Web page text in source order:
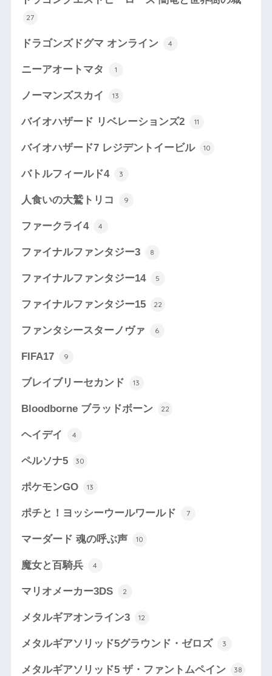
27
ドラゴンズドグマ オンライン 4
ニーアオートマタ 1
ノーマンズスカイ 13
バイオハザード リベレーションズ2 11
バイオハザード7 レジデントイービル 10
バトルフィールド4 3
人食いの大鷲トリコ 9
ファークライ4 4
ファイナルファンタジー3 8
ファイナルファンタジー14 5
ファイナルファンタジー15 22
ファンタシースターノヴァ 6
FIFA17 9
ブレイブリーセカンド 13
Bloodborne ブラッドボーン 22
ヘイデイ 4
ペルソナ5 30
ポケモンGO 13
ポチと！ヨッシーウールワールド 7
マーダード 魂の呼ぶ声 10
魔女と百騎兵 4
マリオメーカー3DS 2
メタルギアオンライン3 12
メタルギアソリッド5グラウンド・ゼロズ 3
メタルギアソリッド5 ザ・ファントムペイン 38